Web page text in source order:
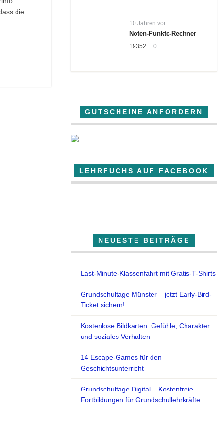
die
10 Jahren vor
Noten-Punkte-Rechner
19352 0
GUTSCHEINE ANFORDERN
LEHRFUCHS AUF FACEBOOK
NEUESTE BEITRÄGE
Last-Minute-Klassenfahrt mit Gratis-T-Shirts
Grundschultage Münster – jetzt Early-Bird-
Ticket sichern!
Kostenlose Bildkarten: Gefühle, Charakter
und soziales Verhalten
14 Escape-Games für den
Geschichtsunterricht
Grundschultage Digital – Kostenfreie
Fortbildungen für Grundschullehrkräfte